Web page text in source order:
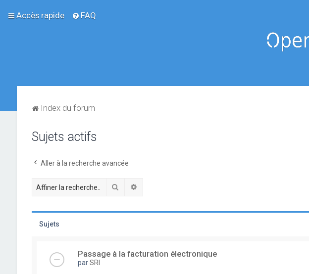
Accès rapide FAQ
Index du forum
Sujets actifs
Aller à la recherche avancée
Rechercher
Sujets
Passage à la facturation électronique
parSRI